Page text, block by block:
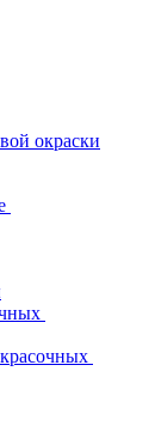
окраски